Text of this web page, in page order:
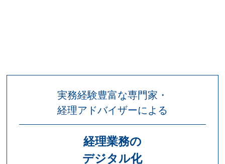
実務経験豊富な専門家・
経理アドバイザーによる
経理業務の
デジタル化